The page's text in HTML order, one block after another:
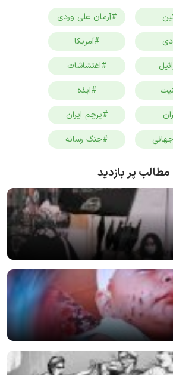
#آرمان علی وردی
#آمریکا
#اغتشاشات
#ایذه
#پرچم ایران
#جنگ رسانه
مطالب پر بازدید